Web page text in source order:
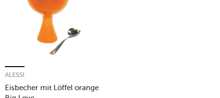
Eisbecher mit Löffel orange
ALESSI